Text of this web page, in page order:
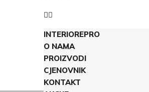
INTERIOREPRO
O NAMA
PROIZVODI
CJENOVNIK
KONTAKT